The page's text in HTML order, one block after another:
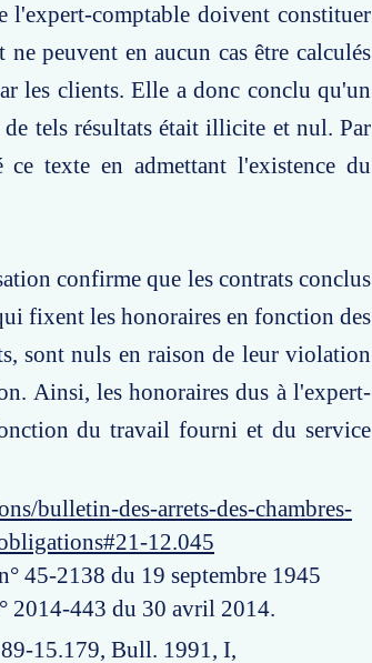
l'expert-comptable doivent constituer
peuvent en aucun cas être calculés
les clients. Elle a donc conclu qu'un
tels résultats était illicite et nul. Par
texte en admettant l'existence du
confirme que les contrats conclus
fixent les honoraires en fonction des
sont nuls en raison de leur violation
Ainsi, les honoraires dus à l'expert-
du travail fourni et du service
bulletin-des-arrets-des-chambres-
12.045
45-2138 du 19 septembre 1945
2014-443 du 30 avril 2014.
15.179, Bull. 1991, I,